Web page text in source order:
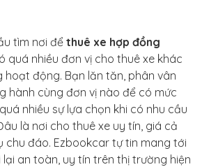
tìm nơi đểthuê xe hợp đồng
quá nhiều đơn vị cho thuê xe khác
hoạt động. Bạn lăn tăn, phân vân
hành cùng đơn vị nào để có mức
nhiều sự lựa chọn khi có nhu cầu
là nơi cho thuê xe uy tín, giá cả
chu đáo. Ezbookcar tự tin mang tới
an toàn, uy tín trên thị trường hiện